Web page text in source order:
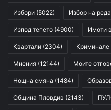
Избори (5022) Избор на
Изпод тепето (4900) Имоти
Квартали (2304) Криминале
Мнения (12144) Моите
Нощна смяна (1484)
Община Пловдив (2143)